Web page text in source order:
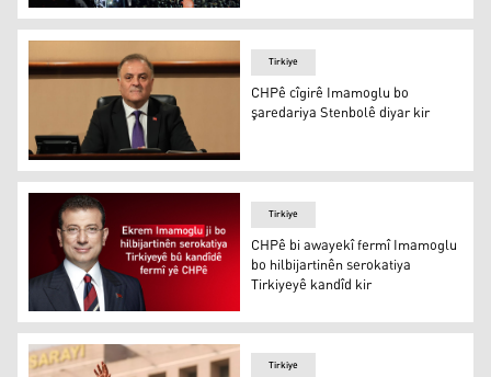
Yerlîkaya: Zêdetir ji 1800 kesan hatin binçavkirin
Nûrî Aslan
Tirkiye
CHPê cîgirê Imamoglu bo
şaredariya Stenbolê diyar kir
Ekrem Imamoglu
Tirkiye
CHPê bi awayekî fermî Imamoglu
bo hilbijartinên serokatiya
Tirkiyeyê kandîd kir
Tirkiye